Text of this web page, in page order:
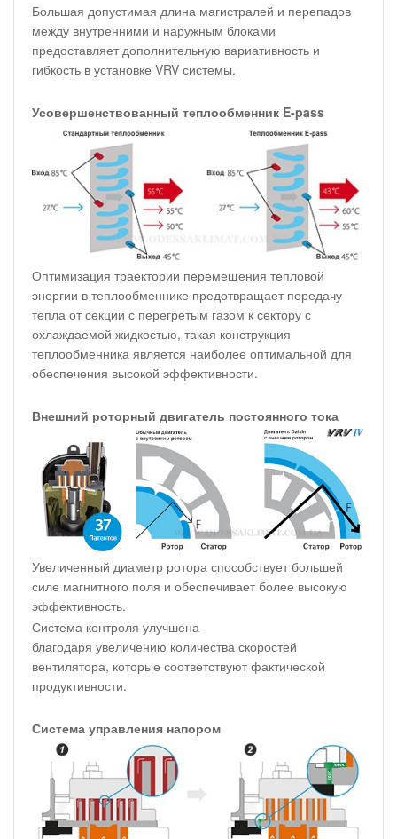
Большая допустимая длина магистралей и перепадов
между внутренними и наружным блоками
предоставляет дополнительную вариативность и
гибкость в установке VRV системы.
Усовершенствованный теплообменник E-pass
Оптимизация траектории перемещения тепловой
энергии в теплообменнике предотвращает передачу
тепла от секции с перегретым газом к сектору с
охлаждаемой жидкостью, такая конструкция
теплообменника является наиболее оптимальной для
обеспечения высокой эффективности.
Внешний роторный двигатель постоянного тока
Увеличенный диаметр ротора способствует большей
силе магнитного поля и обеспечивает более высокую
эффективность.
Система контроля улучшена
благодаря увеличению количества скоростей
вентилятора, которые соответствуют фактической
продуктивности.
Система управления напором